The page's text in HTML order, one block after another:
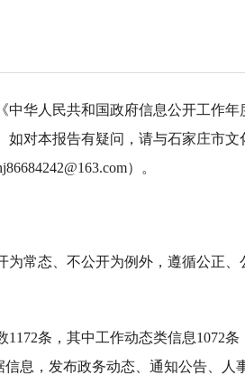
华人民共和国政府信息公开工作
如对本报告有疑问，请与石家庄市
）。
为常态、不公开为例外，遵循公正
1172条，其中工作动态类信息1072
息，发布政务动态、通知公告、